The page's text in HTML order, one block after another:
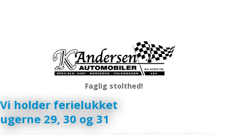
Faglig stolthed!
​Vi holder ferielukket
ugerne 29, 30 og 31